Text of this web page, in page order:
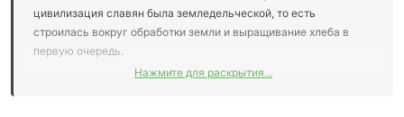
цивилизация славян была земледельческой, то есть
строилась вокруг обработки земли и выращивание хлеба в
первую очередь.
Нажмите для раскрытия...